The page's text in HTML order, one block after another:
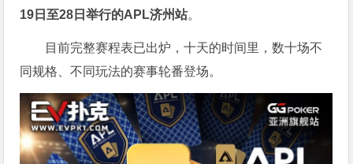
19 日至28 日举行的APL济州站。
目前完整赛程表已出炉，十天的时间里，数十场不
同规格、不同玩法的赛事轮番登场。